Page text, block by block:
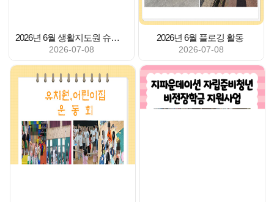
2026년 6월 생활지도원 슈퍼비전 교육(총 2회 진행
2026-07-08
2026년 6월 플로깅 활동
2026-07-08